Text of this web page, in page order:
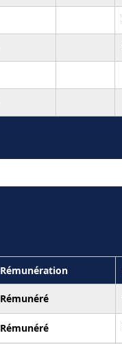
Rémunération
Rémunéré
Rémunéré